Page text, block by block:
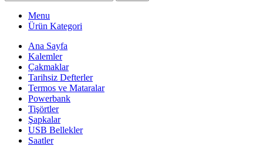
Menu
Ürün Kategori
Ana Sayfa
Kalemler
Çakmaklar
Tarihsiz Defterler
Termos ve Mataralar
Powerbank
Tişörtler
Şapkalar
USB Bellekler
Saatler